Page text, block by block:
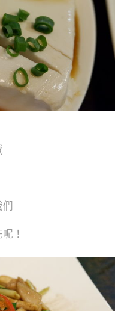
！